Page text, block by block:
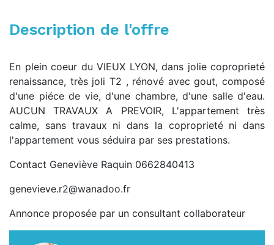
Description de l'offre
En plein coeur du VIEUX LYON, dans jolie coproprieté
renaissance, très joli T2 , rénové avec gout, composé
d'une piéce de vie, d'une chambre, d'une salle d'eau.
AUCUN TRAVAUX A PREVOIR, L'appartement très
calme, sans travaux ni dans la coproprieté ni dans
l'appartement vous séduira par ses prestations.
Contact Geneviève Raquin 0662840413
genevieve.r2@wanadoo.fr
Annonce proposée par un consultant collaborateur